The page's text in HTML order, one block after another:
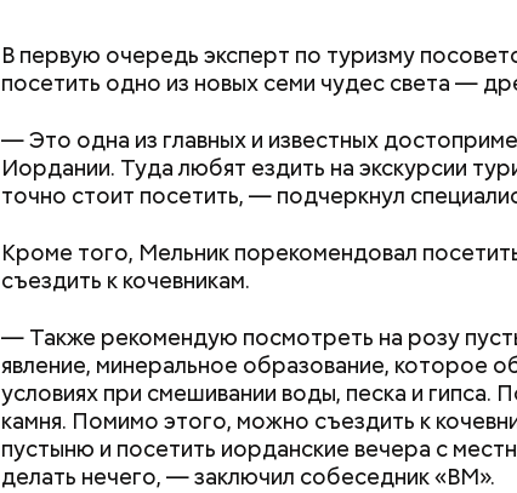
В первую очередь эксперт по туризму
посетить одно из новых семи чудес света —
— Это одна из главных и известных
Иордании. Туда любят ездить на экскурсии
точно стоит посетить, — подчеркнул
Кроме того, Мельник порекомендовал
съездить к кочевникам.
— Также рекомендую посмотреть на розу
явление, минеральное образование, которое
условиях при смешивании воды, песка и гипса.
камня. Помимо этого, можно съездить к
пустыню и посетить иорданские вечера с
делать нечего, — заключил собеседник «ВМ».
В Международный день холостяка все мужчины
своими друзьями, устраивают вечеринки,
проводят время, наслаждаясь свободой и
холостяками.